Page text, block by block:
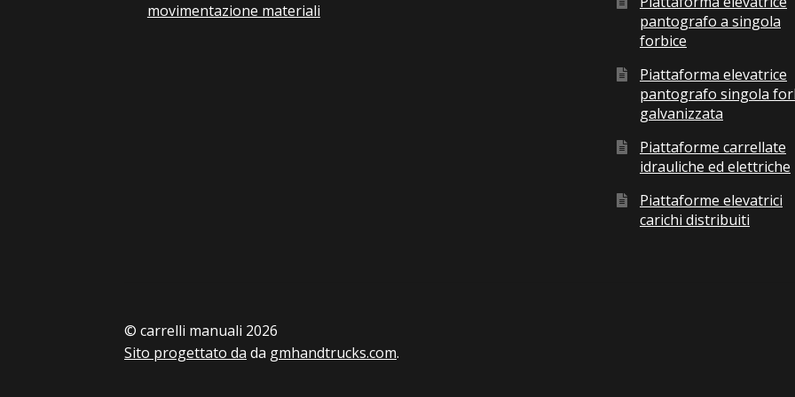
movimentazione materiali
pantografo a singola
forbice
Piattaforma elevatrice
pantografo singola
galvanizzata
Piattaforme carrellate
idrauliche ed elettriche
Piattaforme elevatrici
carichi distribuiti
© carrelli manuali 2026
Sito progettato da da gmhandtrucks.com.